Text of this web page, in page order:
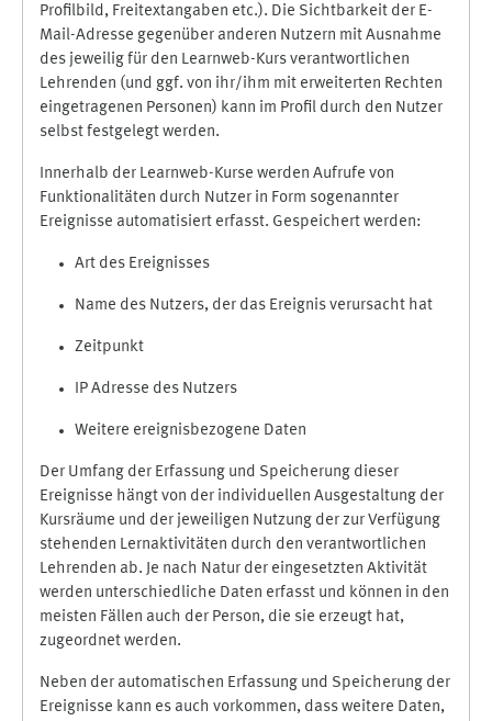
Profilbild, Freitextangaben etc.). Die Sichtbarkeit der E-
Mail-Adresse gegenüber anderen Nutzern mit Ausnahme
des jeweilig für den Learnweb-Kurs verantwortlichen
Lehrenden (und ggf. von ihr/ihm mit erweiterten Rechten
eingetragenen Personen) kann im Profil durch den Nutzer
selbst festgelegt werden.
Innerhalb der Learnweb-Kurse werden Aufrufe von
Funktionalitäten durch Nutzer in Form sogenannter
Ereignisse automatisiert erfasst. Gespeichert werden:
Art des Ereignisses
Name des Nutzers, der das Ereignis verursacht hat
Zeitpunkt
IP Adresse des Nutzers
Weitere ereignisbezogene Daten
Der Umfang der Erfassung und Speicherung dieser
Ereignisse hängt von der individuellen Ausgestaltung der
Kursräume und der jeweiligen Nutzung der zur Verfügung
stehenden Lernaktivitäten durch den verantwortlichen
Lehrenden ab. Je nach Natur der eingesetzten Aktivität
werden unterschiedliche Daten erfasst und können in den
meisten Fällen auch der Person, die sie erzeugt hat,
zugeordnet werden.
Neben der automatischen Erfassung und Speicherung der
Ereignisse kann es auch vorkommen, dass weitere Daten,